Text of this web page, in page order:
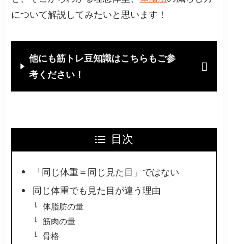
について解説してみたいと思います！
他にも筋トレ豆知識はこちらもご参
考ください！
目次
「同じ体重＝同じ見た目」ではない
同じ体重でも見た目が違う理由
体脂肪の量
筋肉の量
骨格